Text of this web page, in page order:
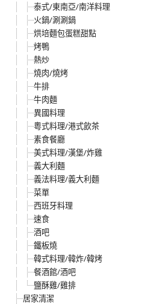
泰式/東南亞/南洋料理
火鍋/涮涮鍋
烘培麵包蛋糕甜點
烤鴨
熱炒
燒肉/燒烤
牛排
牛肉麵
異國料理
粵式料理/港式飲茶
素食餐廳
美式料理/漢堡/炸雞
義大利麵
義法料理/義大利麵
菜單
西班牙料理
速食
酒吧
鐵板燒
韓式料理/韓炸/韓烤
餐酒館/酒吧
鹽酥雞/雞排
居家清潔